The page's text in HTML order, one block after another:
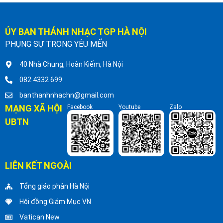
ỦY BAN THÁNH NHẠC TGP HÀ NỘI
PHỤNG SỰ TRONG YÊU MẾN
40 Nhà Chung, Hoàn Kiếm, Hà Nội
082 4332 699
banthanhnhachn@gmail.com
MẠNG XÃ HỘI
UBTN
Facebook Youtube Zalo
LIÊN KẾT NGOÀI
Tổng giáo phận Hà Nội
Hội đồng Giám Mục VN
Vatican New